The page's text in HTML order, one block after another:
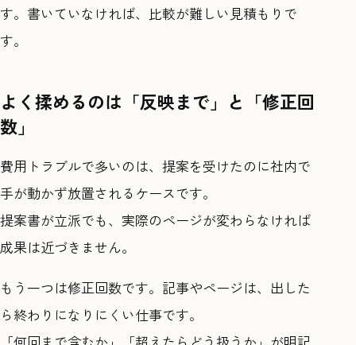
す。書いていなければ、比較が難しい見積もりで
す。
よく揉めるのは「反映まで」と「修正回
数」
費用トラブルで多いのは、提案を受けたのに社内で
手が動かず放置されるケースです。
提案書が立派でも、実際のページが変わらなければ
成果は近づきません。
もう一つは修正回数です。記事やページは、出した
ら終わりになりにくい仕事です。